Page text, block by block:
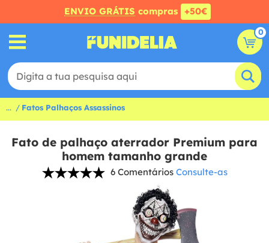
ENVIO GRÁTIS compras +50€
0
... Fatos Palhaços Assassinos
Fato de palhaço aterrador Premium para
homem tamanho grande
6 Comentários Consulte-as